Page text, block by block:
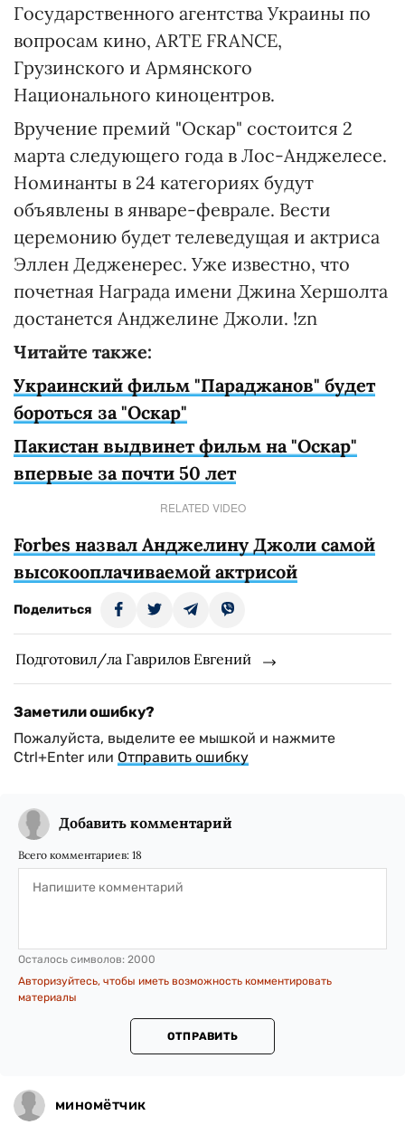
Государственного агентства Украины по
вопросам кино, ARTE FRANCE,
Грузинского и Армянского
Национального киноцентров.
Вручение премий "Оскар" состоится 2
марта следующего года в Лос-Анджелесе.
Номинанты в 24 категориях будут
объявлены в январе-феврале. Вести
церемонию будет телеведущая и актриса
Эллен Дедженерес. Уже известно, что
почетная Награда имени Джина Хершолта
достанется Анджелине Джоли. !zn
Читайте также:
Украинский фильм "Параджанов" будет
бороться за "Оскар"
Пакистан выдвинет фильм на "Оскар"
впервые за почти 50 лет
RELATED VIDEO
Forbes назвал Анджелину Джоли самой
высокооплачиваемой актрисой
Поделиться
Подготовил/ла Гаврилов Евгений
Заметили ошибку?
Пожалуйста, выделите ее мышкой и нажмите
Ctrl+Enter или Отправить ошибку
Добавить комментарий
Всего комментариев: 18
Осталось символов: 2000
Авторизуйтесь, чтобы иметь возможность комментировать
материалы
ОТПРАВИТЬ
миномётчик